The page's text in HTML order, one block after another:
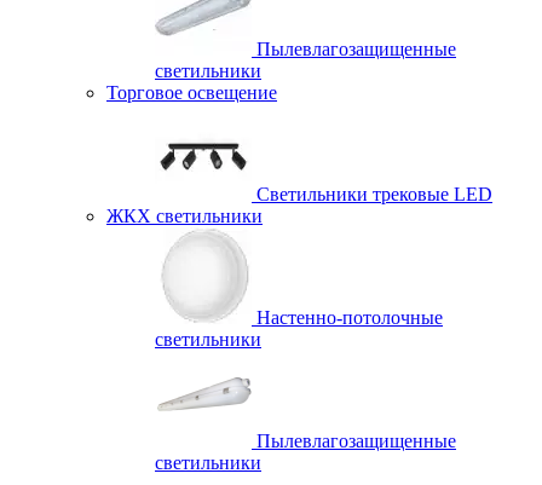
Пылевлагозащищенные
светильники
Торговое освещение
Светильники трековые LED
ЖКХ светильники
Настенно-потолочные
светильники
Пылевлагозащищенные
светильники